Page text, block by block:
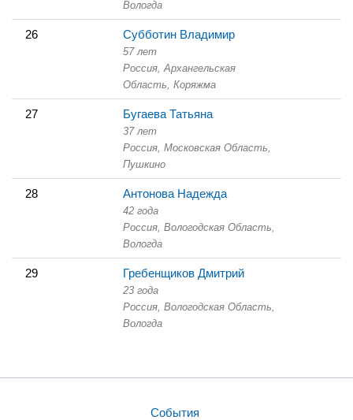
Вологда
26 Субботин Владимир
57 лет
Россия, Архангельская
Область, Коряжма
27 Бугаева Татьяна
37 лет
Россия, Московская Область,
Пушкино
28 Антонова Надежда
42 года
Россия, Вологодская Область,
Вологда
29 Гребенщиков Дмитрий
23 года
Россия, Вологодская Область,
Вологда
События